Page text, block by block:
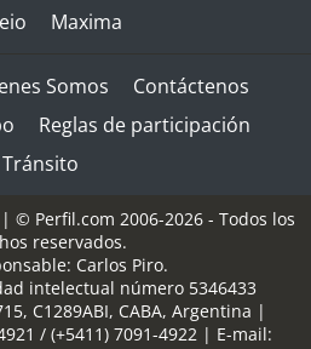
Maxima
Somos
Contáctenos
Reglas de participación
Tránsito
| © Perfil.com 2006-2026 - Todos los
reservados.
Carlos Piro.
intelectual número 5346433
, C1289ABI, CABA, Argentina |
/ (+5411) 7091-4922| E-mail: